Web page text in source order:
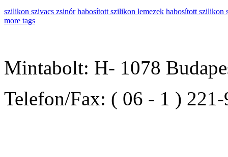
szilikon szivacs zsinór habosított szilikon lemezek habosított szilikon
more tags
Mintabolt: H- 1078
Telefon/Fax: ( 06 - 1 )